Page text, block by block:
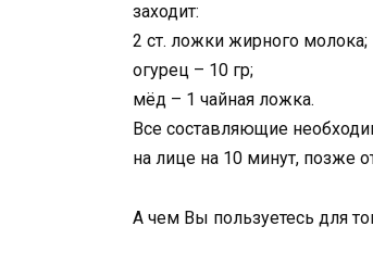
заходит:
2 ст. ложки жирного молока;
огурец – 10 гр;
мёд – 1 чайная ложка.
Все составляющие
на лице на 10 минут, позже
А чем Вы пользуетесь для